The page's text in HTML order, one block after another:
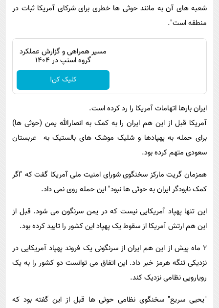
شعبه های آن به مانند حوثی ها خطری برای شرکای آمریکا ثبات در
منطقه است".
مسیر همراهی و گزارش عملکرد
گروه اسنپ در ۱۴۰۴
کلیک کن!
ایران بارها اتهامات آمریکا را رد کرده است.
آمریکا قبل از این هم ایران را به کمک به انصارالله یمن (حوثی ها)
برای حمله به پهپادها و شلیک موشک های بالستیک به عربستان
سعودی متهم کرده بود.
همزمان گریت مارکز سخنگوی شورای امنیت ملی آمریکا گفت که "اگر
کمک نابودگر ایران به حوثی ها نبود" این حمله روی نمی داد.
این تنها پهپاد آمریکایی نیست که در یمن سرنگون می شود. قبل از
این هم ارتش آمریکا از سقوط یک پهپاد این کشور را تایید کرده بود.
2 ماه پیش از این هم ایران از سرنگونی یک فروند پهپاد آمریکایی در
نزدیکی تنگه هرمز خبر داد. این اتفاق می توانست دو کشور را به یک
رویارویی نظامی نزدیک کند.
"یحیی سریع" سخنگوی نظامی حوثی ها قبل از این گفته بود که